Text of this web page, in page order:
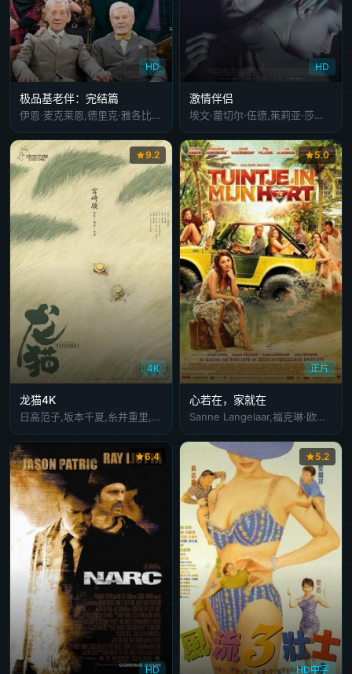
HD
极品基老伴：完结篇
伊恩·麦克莱恩,德里克·雅各比,弗朗西斯·德·拉·图瓦,伊万·瑞恩,玛西娅·沃伦,菲利普-沃斯,艾琳·阿特金斯,弗兰西斯·巴贝,阿利斯泰尔·布拉默,理查德·加德
HD
激情伴侣
埃文·蕾切尔·伍德,茱莉亚·莎拉·斯通,丹尼斯·欧哈拉,马克西姆·罗伊,乔·柯布登,Nick Baillie,Kenny Wong,Jonathan Shatzky
4K
9.2
龙猫4K
日高范子,坂本千夏,糸井重里,岛本须美,北林谷荣,高木均
正片
5.0
心若在，家就在
Sanne Langelaar,福克琳·欧沃凯尔克,Imanuelle Grives,Leo Alkemade,麦克·利伯农,Sanne Vogel,Beppie Melissen,Edwin Jonker,Pip Pellens,贾德·奥利伯格
HD
6.4
HD中字
5.2